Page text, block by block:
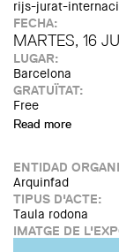
rijs-jurat-
FECHA:
MARTES, 16
LUGAR:
Barcelona
GRATUÏTAT:
Free
Read more
ENTIDAD
Arquinfad
TIPUS D'ACTE:
Taula rodona
IMATGE DE